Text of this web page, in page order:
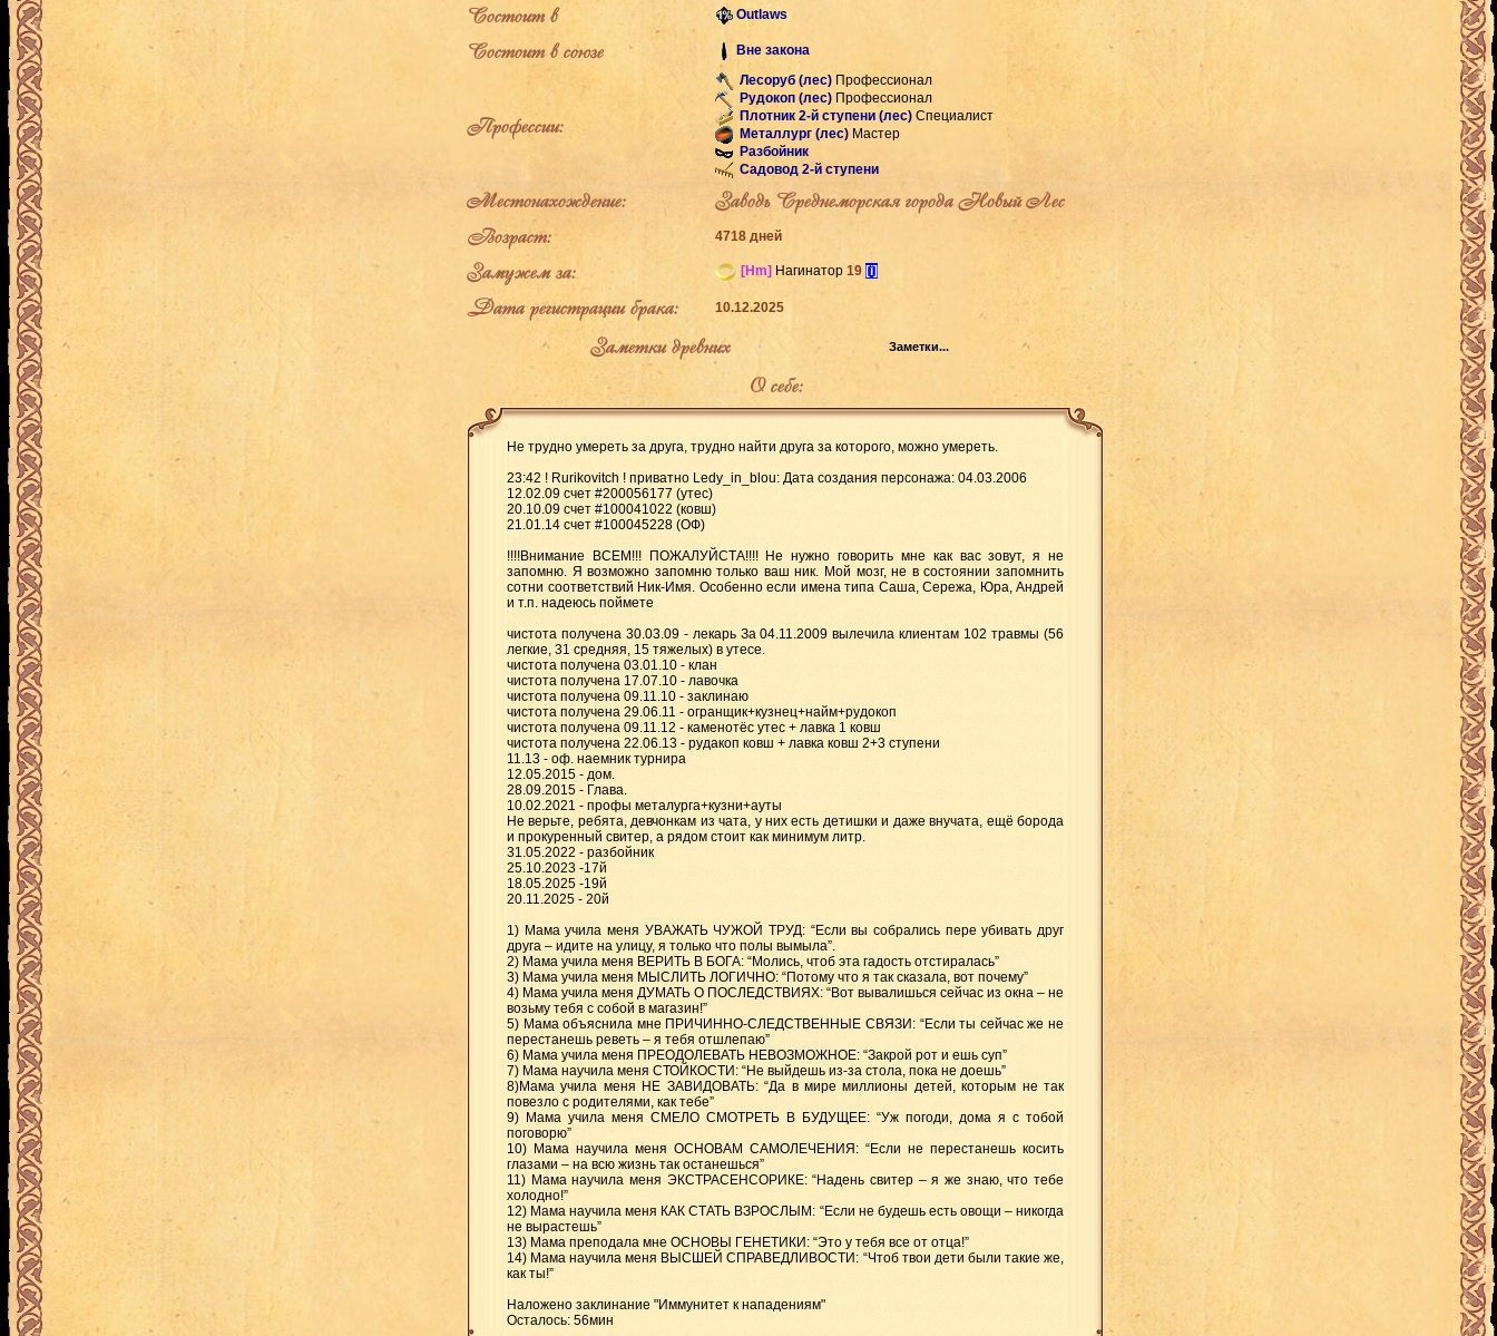
Состоит в Outlaws
Состоит в союзе Вне закона
Профессии:
Лесоруб (лес) Профессионал
Рудокоп (лес) Профессионал
Плотник 2-й ступени (лес) Специалист
Металлург (лес) Мастер
Разбойник
Садовод 2-й ступени
Местонахождение:
Заводь Среднеморская города Новый Лес
Возраст:
4718 дней
Замужем за: [Hm] Нагинатор 19 [i]
Дата регистрации брака: 10.12.2025
Заметки древних
О себе:
Не трудно умереть за друга, трудно найти друга за которого, можно умереть.
23:42 ! Rurikovitch ! приватно Ledy_in_blou: Дата создания персонажа: 04.03.2006
12.02.09 счет #200056177 (утес)
20.10.09 счет #100041022 (ковш)
21.01.14 счет #100045228 (ОФ)
!!!!Внимание ВСЕМ!!! ПОЖАЛУЙСТА!!!! Не нужно говорить мне как вас зовут, я не
запомню. Я возможно запомню только ваш ник. Мой мозг, не в состоянии запомнить
сотни соответствий Ник-Имя. Особенно если имена типа Саша, Сережа, Юра, Андрей
и т.п. надеюсь поймете
чистота получена 30.03.09 - лекарь За 04.11.2009 вылечила клиентам 102 травмы (56
легкие, 31 средняя, 15 тяжелых) в утесе.
чистота получена 03.01.10 - клан
чистота получена 17.07.10 - лавочка
чистота получена 09.11.10 - заклинаю
чистота получена 29.06.11 - огранщик+кузнец+найм+рудокоп
чистота получена 09.11.12 - каменотёс утес + лавка 1 ковш
чистота получена 22.06.13 - рудакоп ковш + лавка ковш 2+3 ступени
11.13 - оф. наемник турнира
12.05.2015 - дом.
28.09.2015 - Глава.
10.02.2021 - профы металурга+кузни+ауты
Не верьте, ребята, девчонкам из чата, у них есть детишки и даже внучата, ещё борода
и прокуренный свитер, а рядом стоит как минимум литр.
31.05.2022 - разбойник
25.10.2023 -17й
18.05.2025 -19й
20.11.2025 - 20й
1) Мама учила меня УВАЖАТЬ ЧУЖОЙ ТРУД: “Если вы собрались пере убивать друг
друга – идите на улицу, я только что полы вымыла”.
2) Мама учила меня ВЕРИТЬ В БОГА: “Молись, чтоб эта гадость отстиралась”
3) Мама учила меня МЫСЛИТЬ ЛОГИЧНО: “Потому что я так сказала, вот почему”
4) Мама учила меня ДУМАТЬ О ПОСЛЕДСТВИЯХ: “Вот вывалишься сейчас из окна – не
возьму тебя с собой в магазин!”
5) Мама объяснила мне ПРИЧИННО-СЛЕДСТВЕННЫЕ СВЯЗИ: “Если ты сейчас же не
перестанешь реветь – я тебя отшлепаю”
6) Мама учила меня ПРЕОДОЛЕВАТЬ НЕВОЗМОЖНОЕ: “Закрой рот и ешь суп”
7) Мама научила меня СТОЙКОСТИ: “Не выйдешь из-за стола, пока не доешь”
8)Мама учила меня НЕ ЗАВИДОВАТЬ: “Да в мире миллионы детей, которым не так
повезло с родителями, как тебе”
9) Мама учила меня СМЕЛО СМОТРЕТЬ В БУДУЩЕЕ: “Уж погоди, дома я с тобой
поговорю”
10) Мама научила меня ОСНОВАМ САМОЛЕЧЕНИЯ: “Если не перестанешь косить
глазами – на всю жизнь так останешься”
11) Мама научила меня ЭКСТРАСЕНСОРИКЕ: “Надень свитер – я же знаю, что тебе
холодно!”
12) Мама научила меня КАК СТАТЬ ВЗРОСЛЫМ: “Если не будешь есть овощи – никогда
не вырастешь”
13) Мама преподала мне ОСНОВЫ ГЕНЕТИКИ: “Это у тебя все от отца!”
14) Мама научила меня ВЫСШЕЙ СПРАВЕДЛИВОСТИ: “Чтоб твои дети были такие же,
как ты!”
Наложено заклинание "Иммунитет к нападениям"
Осталось: 56мин